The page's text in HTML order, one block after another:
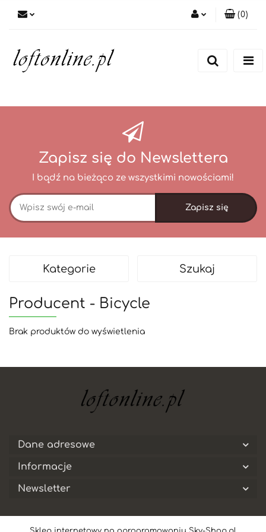
(0)
Zapisz się do Newslettera
I bądź na bieżąco ze wszystkimi nowościami!
Kategorie Szukaj
Producent - Bicycle
Brak produktów do wyświetlenia
Dane adresowe
Informacje
Newsletter